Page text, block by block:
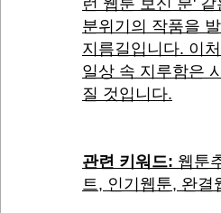
런 웹툰 보신 분'
분위기의 작품을
지름길입니다. 이
일상 속 지루함은
질 것입니다.
관련 키워드: 웹툰
트, 인기웹툰, 완결